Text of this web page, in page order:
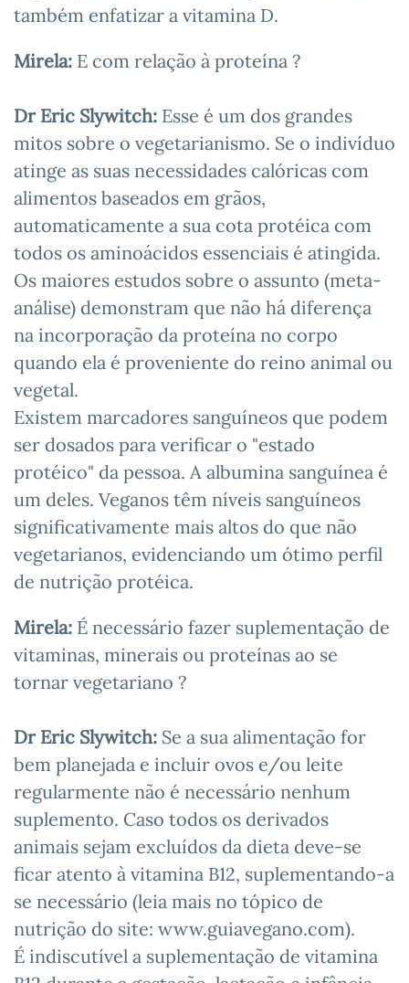
também enfatizar a vitamina D.
Mirela: E com relação à proteína ?
Dr Eric Slywitch: Esse é um dos grandes
mitos sobre o vegetarianismo. Se o indivíduo
atinge as suas necessidades calóricas com
alimentos baseados em grãos,
automaticamente a sua cota protéica com
todos os aminoácidos essenciais é atingida.
Os maiores estudos sobre o assunto (meta-
análise) demonstram que não há diferença
na incorporação da proteína no corpo
quando ela é proveniente do reino animal ou
vegetal.
Existem marcadores sanguíneos que podem
ser dosados para verificar o "estado
protéico" da pessoa. A albumina sanguínea é
um deles. Veganos têm níveis sanguíneos
significativamente mais altos do que não
vegetarianos, evidenciando um ótimo perfil
de nutrição protéica.
Mirela: É necessário fazer suplementação de
vitaminas, minerais ou proteínas ao se
tornar vegetariano ?
Dr Eric Slywitch: Se a sua alimentação for
bem planejada e incluir ovos e/ou leite
regularmente não é necessário nenhum
suplemento. Caso todos os derivados
animais sejam excluídos da dieta deve-se
ficar atento à vitamina B12, suplementando-a
se necessário (leia mais no tópico de
nutrição do site: www.guiavegano.com).
É indiscutível a suplementação de vitamina